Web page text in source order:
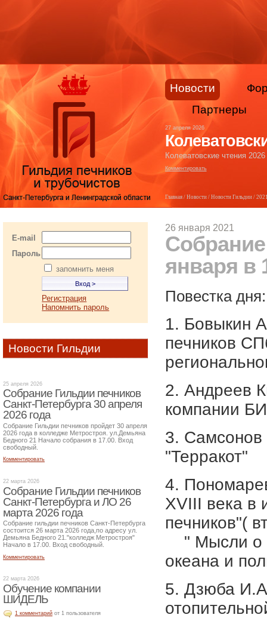
26 января 2021
января в
Повестка дня:
1. Бовыкин
печников
2. Андреев
компании
3. Самсонов
"Терракот"
4.
XVIII века в
печников"(
" Мысли о
океана и
5. Дзюба
Главная/ Новости/ Новости Гильдии/
E-mail
Пароль
запомнить меня
Регистрация
Напомнить пароль
Новости Гильдии
25 апреля 2026
Собрание Гильдии печников
Санкт-Петербурга 30 апреля
2026 года
Собрание Гильдии печников пройдет 30 апреля
2026 года в колледже Метростроя. ул.Демьяна
Бедного 21 Начало собрания в 17.00. Вход
свободный.
Комментировать
22 марта 2026
Собрание Гильдии печников
Санкт-Петербурга и ЛО 26
марта 2026 года
Собрание гильдии печников Санкт-Петербурга
состоится 26 марта 2026 года,по адресу ул.
Демьяна Бедного 21."колледж Метростроя"
Начало в 17.00. Вход свободный.
Комментировать
22 марта 2026
Обучение компании
ШИДЕЛЬ
1 комментарий от 1 пользователя
Новости
Партнеры
27 апреля 2026
Колеватовские чтения
Комментировать